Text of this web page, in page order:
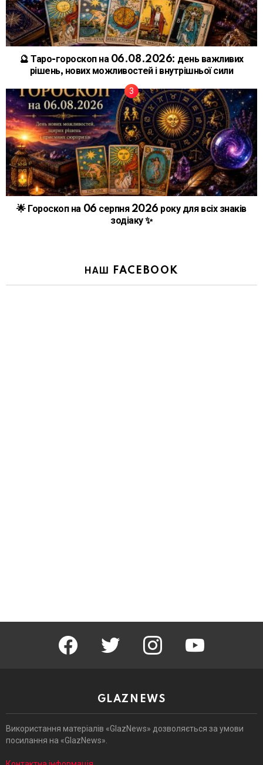
🔮 Таро-гороскоп на 06.08.2026: день важливих
рішень, нових можливостей і внутрішньої сили
🌟 Гороскоп на 06 серпня 2026 року для всіх знаків
зодіаку ✨
НАШ FACEBOOK
facebook twitter instagram youtube
GLAZNEWS
Використання матеріалів «GlazNews» дозволяється за умови
посилання на «GlazNews».